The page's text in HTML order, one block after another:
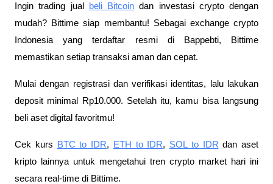
Ingin trading jual beli Bitcoin dan investasi crypto dengan
mudah? Bittime siap membantu! Sebagai exchange crypto
Indonesia yang terdaftar resmi di Bappebti, Bittime
memastikan setiap transaksi aman dan cepat.
Mulai dengan registrasi dan verifikasi identitas, lalu lakukan
deposit minimal Rp10.000. Setelah itu, kamu bisa langsung
beli aset digital favoritmu!
Cek kurs BTC to IDR, ETH to IDR, SOL to IDR dan aset
kripto lainnya untuk mengetahui tren crypto market hari ini
secara real-time di Bittime.